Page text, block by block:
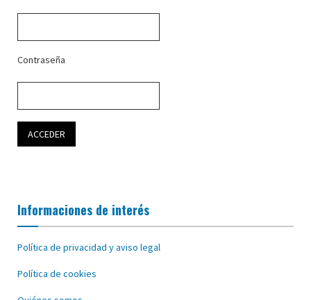
Contraseña
Informaciones de interés
Política de privacidad y aviso legal
Política de cookies